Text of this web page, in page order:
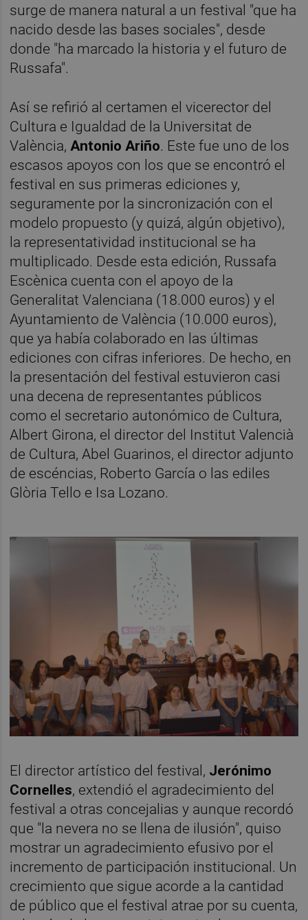
surge de manera natural a un festival "que ha
nacido desde las bases sociales", desde
donde "ha marcado la historia y el futuro de
Russafa".
Así se refirió al certamen el vicerector del
Cultura e Igualdad de la Universitat de
València,Antonio Ariño. Este fue uno de los
escasos apoyos con los que se encontró el
festival en sus primeras ediciones y,
seguramente por la sincronización con el
modelo propuesto (y quizá, algún objetivo),
la representatividad institucional se ha
multiplicado. Desde esta edición, Russafa
Escènica cuenta con el apoyo de la
Generalitat Valenciana (18.000 euros) y el
Ayuntamiento de València (10.000 euros),
que ya había colaborado en las últimas
ediciones con cifras inferiores. De hecho, en
la presentación del festival estuvieron casi
una decena de representantes públicos
como el secretario autonómico de Cultura,
Albert Girona, el director del Institut Valencià
de Cultura, Abel Guarinos, el director adjunto
de escéncias, Roberto García o las ediles
Glòria Tello e Isa Lozano.
El director artístico del festival, Jerónimo
Cornelles, extendió el agradecimiento del
festival a otras concejalias y aunque recordó
que "la nevera no se llena de ilusión", quiso
mostrar un agradecimiento efusivo por el
incremento de participación institucional. Un
crecimiento que sigue acorde a la cantidad
de público que el festival atrae por su cuenta,